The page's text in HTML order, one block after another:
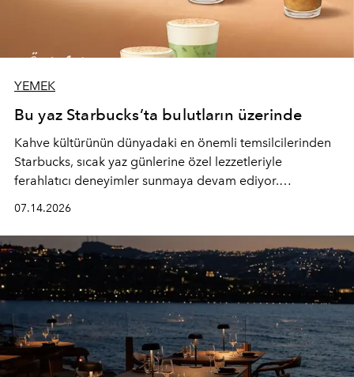
YEMEK
Bu yaz Starbucks’ta bulutların üzerinde
Kahve kültürünün dünyadaki en önemli temsilcilerinden
Starbucks, sıcak yaz günlerine özel lezzetleriyle
ferahlatıcı deneyimler sunmaya devam ediyor.
yepyeni Cloud Frappuccino® Blended Beverage çeşitleri
ve yiyecek alternatifleri yazın keyfine lezzet katıyor.
07.14.2026